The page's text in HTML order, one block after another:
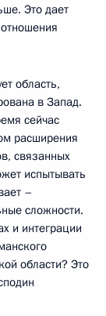
Это дает
область,
в Запад.
сейчас
расширения
связанных
испытывать
–
сложности.
и интеграции
области? Это